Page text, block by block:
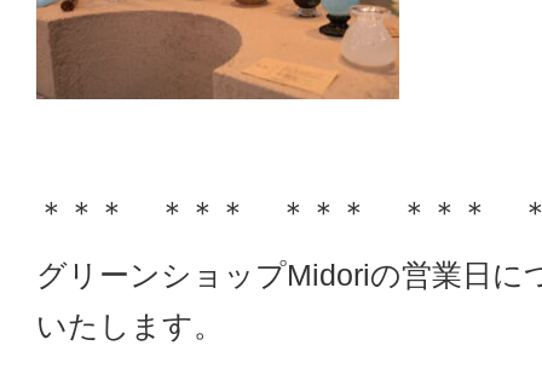
＊＊＊ ＊＊＊ ＊＊＊ ＊＊＊
グリーンショップMidoriの営業日に
いたします。